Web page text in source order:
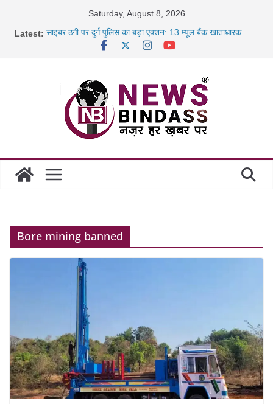
Saturday, August 8, 2026
Latest: साइबर ठगी पर दुर्ग पुलिस का बड़ा एक्शन: 13 म्यूल बैंक खाताधारक
रायपुर में कल्याण ज्वेलर्स में डकैती की साजिश नाकाम, दिल्ली-बिहार
छत्तीसगढ़ में 1460 गोधाम होंगे स्थापित, हर विकासखंड के 10 उत्कृष्ट
गोठानों
Bore mining banned